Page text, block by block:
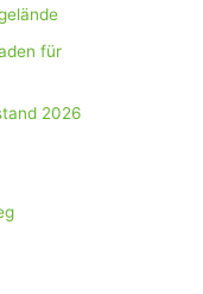
für
2026